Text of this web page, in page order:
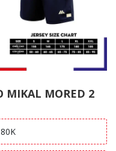
MIKAL MORED 2